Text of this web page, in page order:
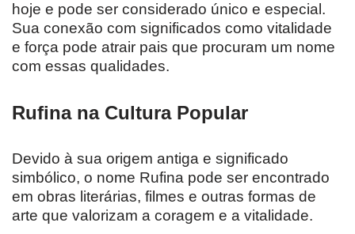
hoje e pode ser considerado único e especial.
Sua conexão com significados como vitalidade
e força pode atrair pais que procuram um nome
com essas qualidades.
Rufina na Cultura Popular
Devido à sua origem antiga e significado
simbólico, o nome Rufina pode ser encontrado
em obras literárias, filmes e outras formas de
arte que valorizam a coragem e a vitalidade.